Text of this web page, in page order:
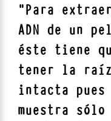
"Para extraer
ADN de un
éste tiene
tener la raíz
intacta
muestra sólo